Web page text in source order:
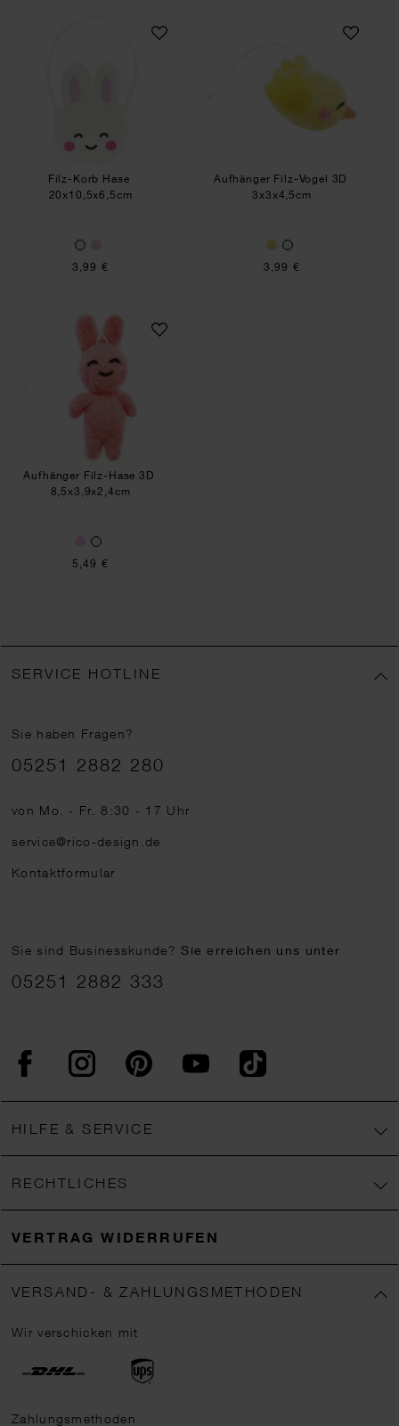
Filz-Korb Hase
Filz-Korb Hase
20x10,5x6,5cm
3,99 €
Aufhänger Filz-
Aufhänger Filz-Vogel 3D
3x3x4,5cm
3,99 €
Aufhänger Filz-Hase 3D
Aufhänger Filz-Hase 3D
8,5x3,9x2,4cm
5,49 €
SERVICE HOTLINE
Sie haben Fragen?
Telefonnummer
05251 2882 280
von Mo. - Fr. 8:30 - 17 Uhr
service@rico-design.de
Kontaktformular
Sie sind Businesskunde?Sie erreichen uns unter
05251 2882 333
FacebookInstagram PinterestYouTubeTikTok
HILFE & SERVICE
RECHTLICHES
VERTRAG WIDERRUFEN
VERSAND- & ZAHLUNGSMETHODEN
Wir verschicken mit
Zahlungsmethoden